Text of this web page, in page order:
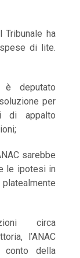
Tribunale ha
di lite.
deputato
per
di appalto
sarebbe
le ipotesi in
circa
l’ANAC
conto della